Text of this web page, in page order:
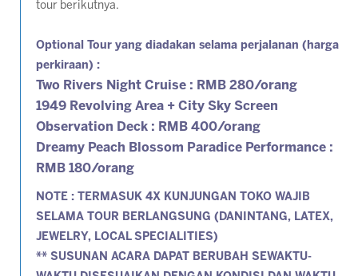
tour berikutnya.
Optional Tour yang diadakan selama perjalanan (harga
perkiraan) :
Two Rivers Night Cruise : RMB 280/orang
1949 Revolving Area + City Sky Screen
Observation Deck : RMB 400/orang
Dreamy Peach Blossom Paradice Performance :
RMB 180/orang
NOTE : TERMASUK 4X KUNJUNGAN TOKO WAJIB
SELAMA TOUR BERLANGSUNG (DANINTANG, LATEX,
JEWELRY, LOCAL SPECIALITIES)
** SUSUNAN ACARA DAPAT BERUBAH SEWAKTU-